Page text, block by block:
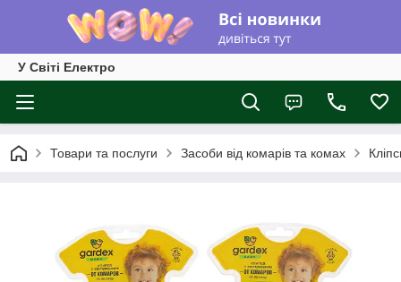
У Світі Електро
Товари та послуги Засоби від комарів та комах